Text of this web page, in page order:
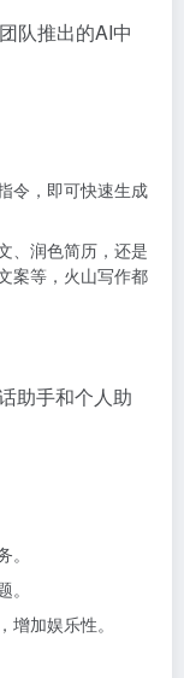
队推出的AI中
令，即可快速生成
、润色简历，还是
案等，火山写作都
助手和个人助
。
增加娱乐性。